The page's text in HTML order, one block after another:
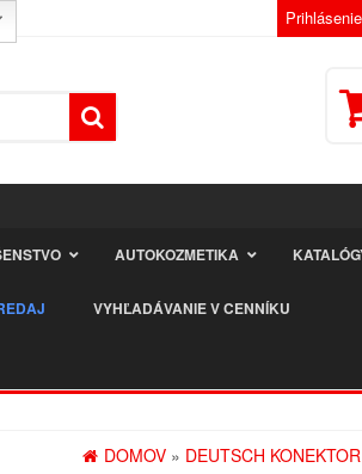
AUTOKOZMETIKA
VYHĽADÁVANIE V CENNÍKU
DOMOV » DEUTSCH